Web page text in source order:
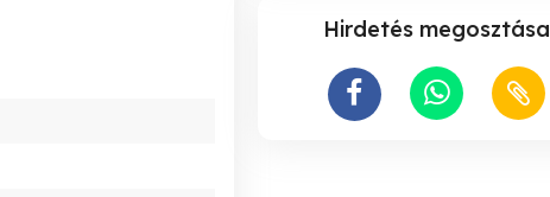
Hirdetés megosztása